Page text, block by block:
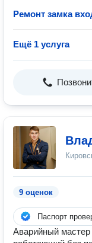
Ремонт замка
Ещё 1 услуга
9 оценок
Паспорт
Аварийный